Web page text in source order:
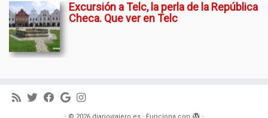
Excursión a Telc, la perla de la República
Checa. Que ver en Telc